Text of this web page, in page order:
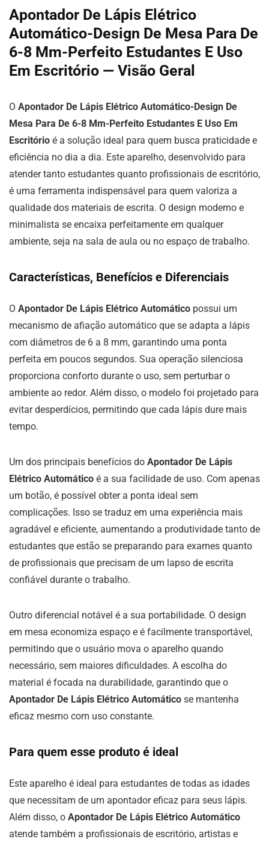
Apontador De Lápis Elétrico
Automático-Design De Mesa Para De
6-8 Mm-Perfeito Estudantes E Uso
Em Escritório — Visão Geral
O Apontador De Lápis Elétrico Automático-Design De
Mesa Para De 6-8 Mm-Perfeito Estudantes E Uso Em
Escritório é a solução ideal para quem busca praticidade e
eficiência no dia a dia. Este aparelho, desenvolvido para
atender tanto estudantes quanto profissionais de escritório,
é uma ferramenta indispensável para quem valoriza a
qualidade dos materiais de escrita. O design moderno e
minimalista se encaixa perfeitamente em qualquer
ambiente, seja na sala de aula ou no espaço de trabalho.
Características, Benefícios e Diferenciais
O Apontador De Lápis Elétrico Automático possui um
mecanismo de afiação automático que se adapta a lápis
com diâmetros de 6 a 8 mm, garantindo uma ponta
perfeita em poucos segundos. Sua operação silenciosa
proporciona conforto durante o uso, sem perturbar o
ambiente ao redor. Além disso, o modelo foi projetado para
evitar desperdícios, permitindo que cada lápis dure mais
tempo.
Um dos principais benefícios do Apontador De Lápis
Elétrico Automático é a sua facilidade de uso. Com apenas
um botão, é possível obter a ponta ideal sem
complicações. Isso se traduz em uma experiência mais
agradável e eficiente, aumentando a produtividade tanto de
estudantes que estão se preparando para exames quanto
de profissionais que precisam de um lapso de escrita
confiável durante o trabalho.
Outro diferencial notável é a sua portabilidade. O design
em mesa economiza espaço e é facilmente transportável,
permitindo que o usuário mova o aparelho quando
necessário, sem maiores dificuldades. A escolha do
material é focada na durabilidade, garantindo que o
Apontador De Lápis Elétrico Automático se mantenha
eficaz mesmo com uso constante.
Para quem esse produto é ideal
Este aparelho é ideal para estudantes de todas as idades
que necessitam de um apontador eficaz para seus lápis.
Além disso, o Apontador De Lápis Elétrico Automático
atende também a profissionais de escritório, artistas e